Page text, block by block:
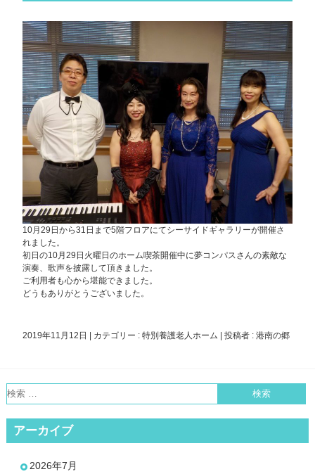
10月29日から31日まで5階フロアにてシーサイドギャラリーが開催さ
れました。
初日の10月29日火曜日のホーム喫茶開催中に夢コンパスさんの素敵な
演奏、歌声を披露して頂きました。
ご利用者も心から堪能できました。
どうもありがとうございました。
2019年11月12日 カテゴリー : 特別養護老人ホーム 投稿者 : 港南の郷
アーカイブ
2026年7月